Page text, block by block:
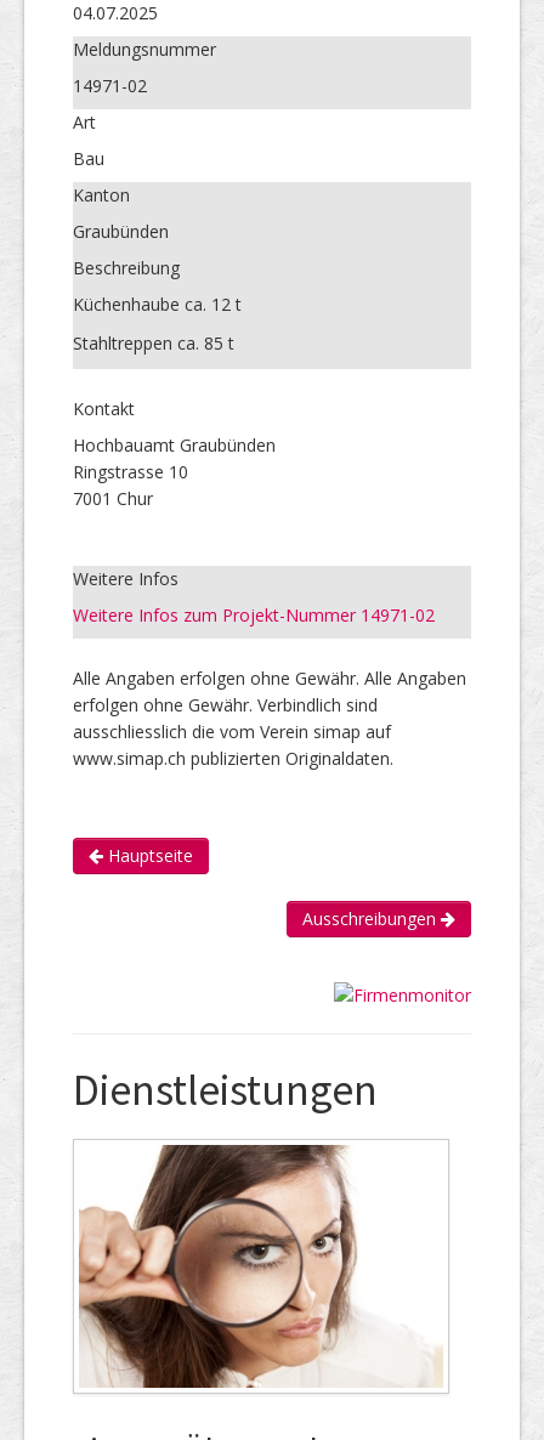
04.07.2025
Meldungs­nummer
14971-02
Art
Bau
Kanton
Graubünden
Beschreibung
Küchenhaube ca. 12 t
Stahltreppen ca. 85 t
Kontakt
Hochbauamt Graubünden
Ringstrasse 10
7001 Chur
Weitere Infos
Weitere Infos zum Projekt-Nummer 14971-02
Alle Angaben erfolgen ohne Gewähr. Alle Angaben
erfolgen ohne Gewähr. Verbindlich sind
ausschliesslich die vom Verein simap auf
www.simap.ch publizierten Originaldaten.
Hauptseite
Ausschreibungen
Dienstleistungen